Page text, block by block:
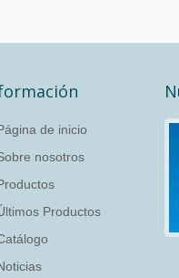
de inicio
nosotros
Productos
rotativo
proteger la
delicada y prolongar
para evitar daños en
la tapa y el panel...